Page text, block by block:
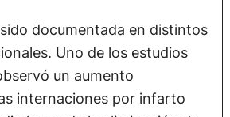
documentada en distintos
Uno de los estudios
un aumento
internaciones por infarto